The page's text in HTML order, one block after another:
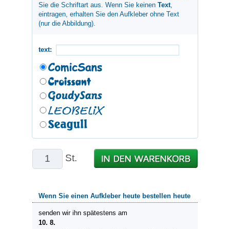
Sie die Schriftart aus. Wenn Sie keinen Text,
eintragen, erhalten Sie den Aufkleber ohne Text
(nur die Abbildung).
text:
St.
Wenn Sie einen Aufkleber heute bestellen heute
senden wir ihn spätestens am
10. 8.